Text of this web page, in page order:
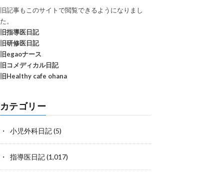
旧記事もこのサイトで閲覧できるようになりまし
た。
旧指導医日記
旧研修医日記
旧egaoナース
旧コメディカル日記
旧Healthy cafe ohana
カテゴリー
小児外科日記(5)
指導医日記(1,017)